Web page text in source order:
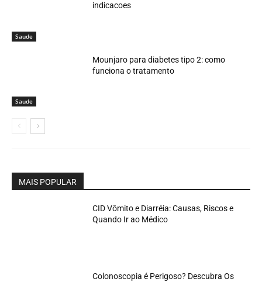
Saude
indicacoes
Saude
Mounjaro para diabetes tipo 2: como
funciona o tratamento
MAIS POPULAR
CID Vômito e Diarréia: Causas, Riscos e
Quando Ir ao Médico
Colonoscopia é Perigoso? Descubra Os